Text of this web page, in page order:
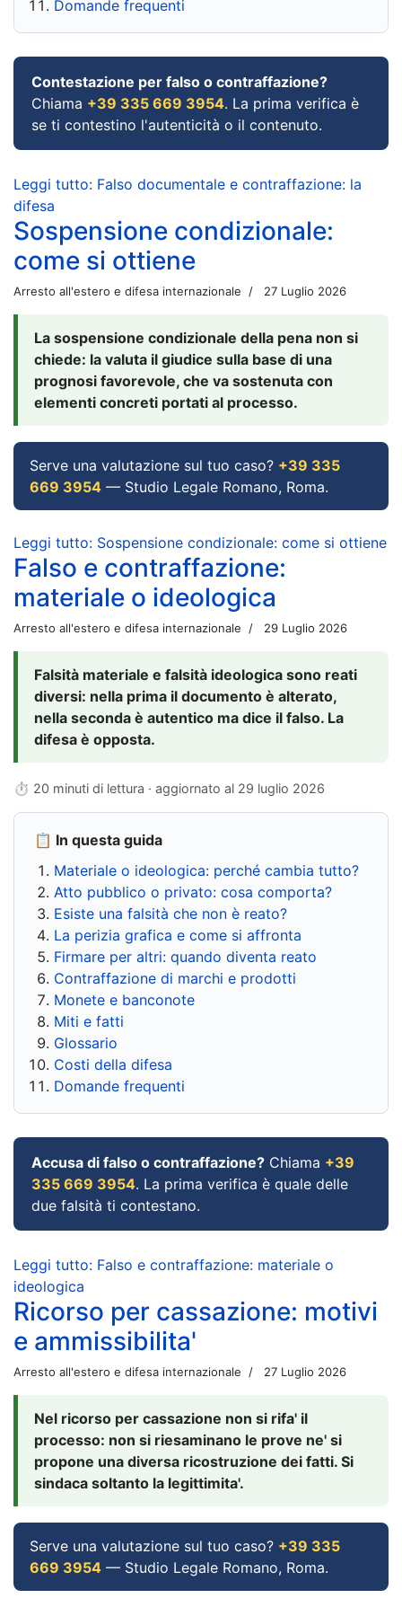
Domande frequenti
Contestazione per falso o contraffazione?
Chiama +39 335 669 3954. La prima verifica è
se ti contestino l'autenticità o il contenuto.
Leggi tutto: Falso documentale e contraffazione: la
difesa
Sospensione condizionale:
come si ottiene
Arresto all'estero e difesa internazionale 27 Luglio 2026
La sospensione condizionale della pena non si
chiede: la valuta il giudice sulla base di una
prognosi favorevole, che va sostenuta con
elementi concreti portati al processo.
Serve una valutazione sul tuo caso? +39 335
669 3954 — Studio Legale Romano, Roma.
Leggi tutto: Sospensione condizionale: come si ottiene
Falso e contraffazione:
materiale o ideologica
Arresto all'estero e difesa internazionale 29 Luglio 2026
Falsità materiale e falsità ideologica sono reati
diversi: nella prima il documento è alterato,
nella seconda è autentico ma dice il falso. La
difesa è opposta.
⏱ 20 minuti di lettura · aggiornato al 29 luglio 2026
📋 In questa guida
Materiale o ideologica: perché cambia tutto?
Atto pubblico o privato: cosa comporta?
Esiste una falsità che non è reato?
La perizia grafica e come si affronta
Firmare per altri: quando diventa reato
Contraffazione di marchi e prodotti
Monete e banconote
Miti e fatti
Glossario
Costi della difesa
Domande frequenti
Accusa di falso o contraffazione? Chiama +39
335 669 3954. La prima verifica è quale delle
due falsità ti contestano.
Leggi tutto: Falso e contraffazione: materiale o
ideologica
Ricorso per cassazione: motivi
e ammissibilita'
Arresto all'estero e difesa internazionale 27 Luglio 2026
Nel ricorso per cassazione non si rifa' il
processo: non si riesaminano le prove ne' si
propone una diversa ricostruzione dei fatti. Si
sindaca soltanto la legittimita'.
Serve una valutazione sul tuo caso? +39 335
669 3954 — Studio Legale Romano, Roma.